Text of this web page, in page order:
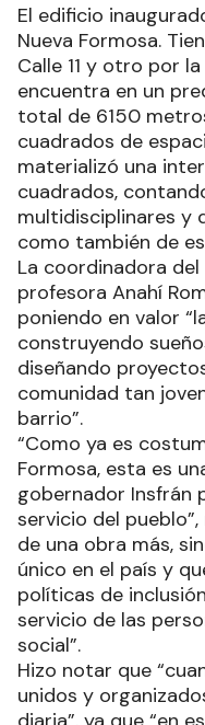
El edificio
Nueva Formosa.
Calle 11 y otro por
encuentra en un
total de 6150
cuadrados de
materializó una
cuadrados,
multidisciplinares y
como también de
La coordinadora
profesora Anahí
poniendo en valor
construyendo
diseñando
comunidad tan
barrio”.
“Como ya es
Formosa, esta es
gobernador Insfrán
servicio del
de una obra más,
único en el país y
políticas de
servicio de las
social”.
Hizo notar que
unidos y